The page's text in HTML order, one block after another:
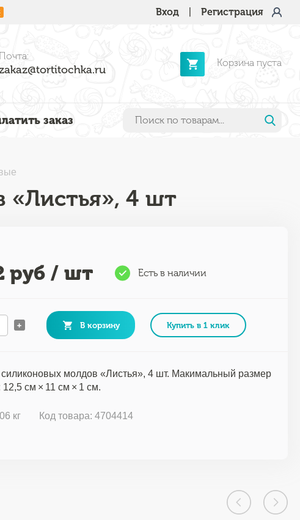
Вход Регистрация
Корзина пуста
заказ
«Листья», 4 шт
руб / шт Есть в наличии
+ В корзину Купить в 1 клик
молдов «Листья», 4 шт. Макимальный размер
см × 11 см × 1 см.
кг Код товара: 4704414